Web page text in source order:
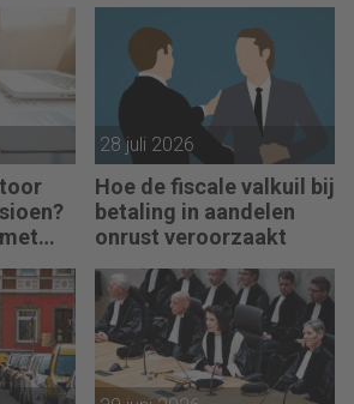
28 juli 2026
Hoe de fiscale valkuil bij
betaling in aandelen
onrust veroorzaakt